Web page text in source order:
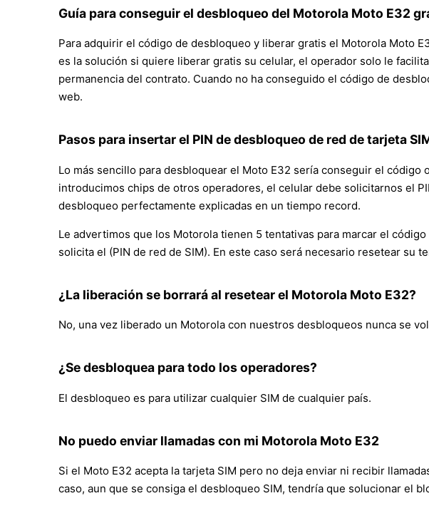
Guía para conseguir el desbloqueo del Motorola Moto E32
Para adquirir el código de desbloqueo y liberar gratis el Motorola Moto
es la solución si quiere liberar gratis su celular, el operador solo le
permanencia del contrato. Cuando no ha conseguido el código de
web.
Pasos para insertar el PIN de desbloqueo de red de tarjeta
Lo más sencillo para desbloquear el Moto E32 sería conseguir el
introducimos chips de otros operadores, el celular debe solicitarnos el
desbloqueo perfectamente explicadas en un tiempo record.
Le advertimos que los Motorola tienen 5 tentativas para marcar el
solicita el (PIN de red de SIM). En este caso será necesario resetear su
¿La liberación se borrará al resetear el Motorola Moto E32?
No, una vez liberado un Motorola con nuestros desbloqueos nunca se
¿Se desbloquea para todo los operadores?
El desbloqueo es para utilizar cualquier SIM de cualquier país.
No puedo enviar llamadas con mi Motorola Moto E32
Si el Moto E32 acepta la tarjeta SIM pero no deja enviar ni recibir
caso, aun que se consiga el desbloqueo SIM, tendría que solucionar el